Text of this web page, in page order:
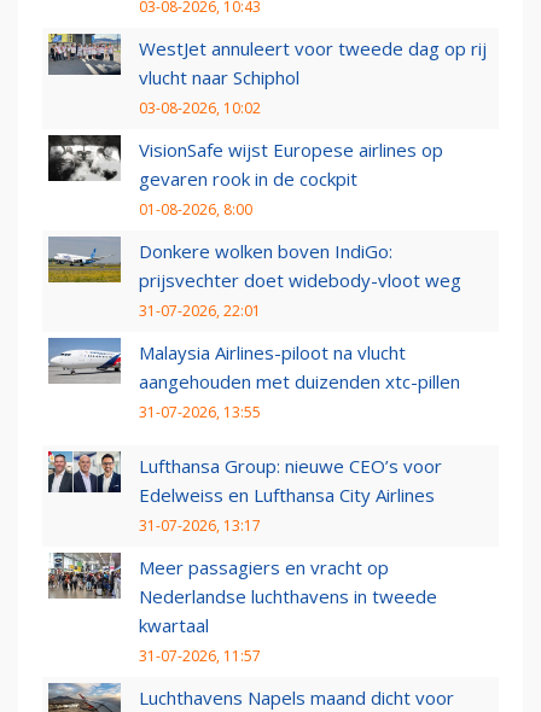
03-08-2026, 10:43
WestJet annuleert voor tweede dag op rij
vlucht naar Schiphol
03-08-2026, 10:02
VisionSafe wijst Europese airlines op
gevaren rook in de cockpit
01-08-2026, 8:00
Donkere wolken boven IndiGo:
prijsvechter doet widebody-vloot weg
31-07-2026, 22:01
Malaysia Airlines-piloot na vlucht
aangehouden met duizenden xtc-pillen
31-07-2026, 13:55
Lufthansa Group: nieuwe CEO’s voor
Edelweiss en Lufthansa City Airlines
31-07-2026, 13:17
Meer passagiers en vracht op
Nederlandse luchthavens in tweede
kwartaal
31-07-2026, 11:57
Luchthavens Napels maand dicht voor